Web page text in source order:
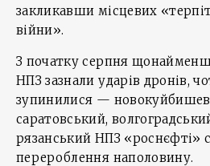
закликавши місцевих
війни».
З початку серпня
НПЗ зазнали ударів дронів,
зупинилися —
саратовський,
рязанський НПЗ «роснєфті»
перероблення наполовину.